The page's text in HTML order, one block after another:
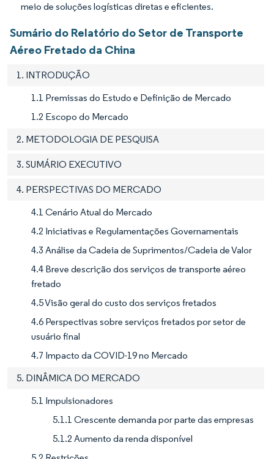
meio de soluções logísticas diretas e eficientes.
Sumário do Relatório do Setor de Transporte
Aéreo Fretado da China
1. INTRODUÇÃO
1.1 Premissas do Estudo e Definição de Mercado
1.2 Escopo do Mercado
2. METODOLOGIA DE PESQUISA
3. SUMÁRIO EXECUTIVO
4. PERSPECTIVAS DO MERCADO
4.1 Cenário Atual do Mercado
4.2 Iniciativas e Regulamentações Governamentais
4.3 Análise da Cadeia de Suprimentos/Cadeia de Valor
4.4 Breve descrição dos serviços de transporte aéreo
fretado
4.5 Visão geral do custo dos serviços fretados
4.6 Perspectivas sobre serviços fretados por setor de
usuário final
4.7 Impacto da COVID-19 no Mercado
5. DINÂMICA DO MERCADO
5.1 Impulsionadores
5.1.1 Crescente demanda por parte das empresas
5.1.2 Aumento da renda disponível